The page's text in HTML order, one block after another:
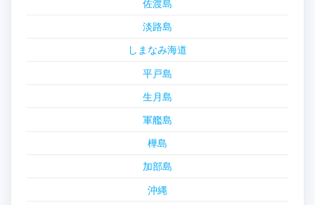
佐渡島
淡路島
しまなみ海道
平戸島
生月島
軍艦島
樺島
加部島
沖縄